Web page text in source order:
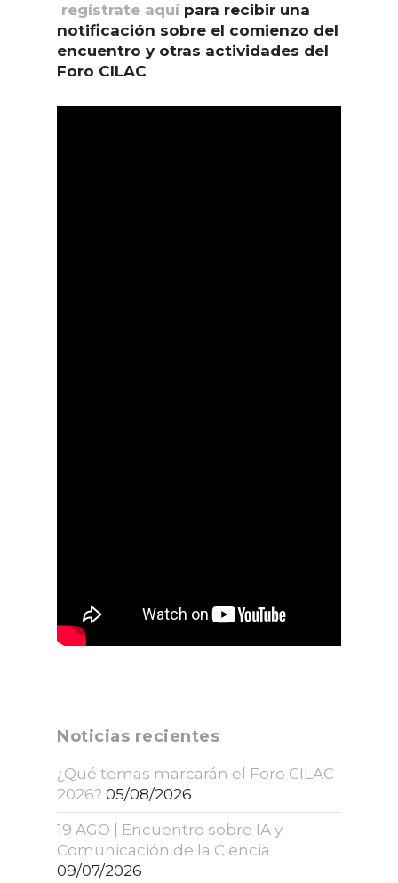
regístrate aquípara recibir una
notificación sobre el comienzo del
encuentro y otras actividades del
Foro CILAC
Noticias recientes
¿Qué temas marcarán el Foro CILAC
2026? 05/08/2026
19 AGO | Encuentro sobre IA y
Comunicación de la Ciencia
09/07/2026